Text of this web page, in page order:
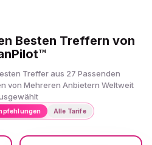
Besten Treffern von
Treffer aus 27 Passenden
von Mehreren Anbietern Weltweit
Alle Tarife